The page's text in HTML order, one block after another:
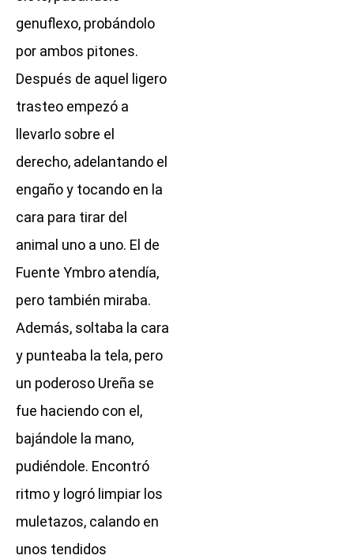
genuflexo, probándolo
por ambos pitones.
Después de aquel ligero
trasteo empezó a
llevarlo sobre el
derecho, adelantando el
engaño y tocando en la
cara para tirar del
animal uno a uno. El de
Fuente Ymbro atendía,
pero también miraba.
Además, soltaba la cara
y punteaba la tela, pero
un poderoso Ureña se
fue haciendo con el,
bajándole la mano,
pudiéndole. Encontró
ritmo y logró limpiar los
muletazos, calando en
unos tendidos